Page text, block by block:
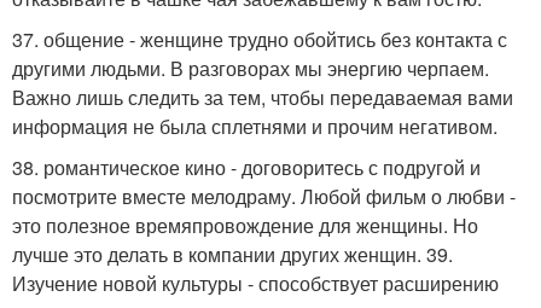
37. общение - женщине трудно обойтись без контакта с
другими людьми. В разговорах мы энергию черпаем.
Важно лишь следить за тем, чтобы передаваемая вами
информация не была сплетнями и прочим негативом.
38. романтическое кино - договоритесь с подругой и
посмотрите вместе мелодраму. Любой фильм о любви -
это полезное времяпровождение для женщины. Но
лучше это делать в компании других женщин. 39.
Изучение новой культуры - способствует расширению